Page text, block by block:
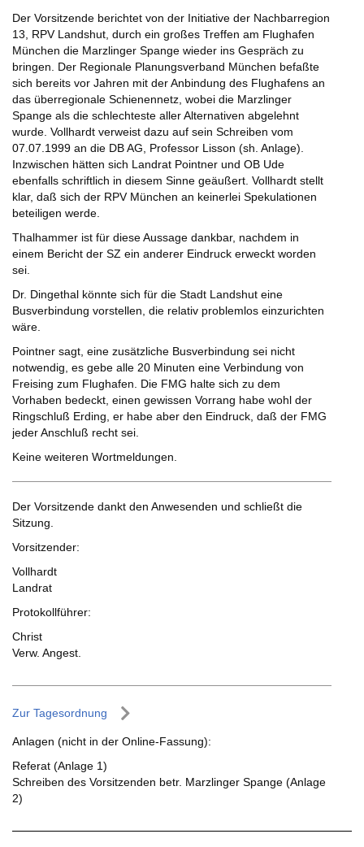
Der Vorsitzende berichtet von der Initiative der Nachbarregion
13, RPV Landshut, durch ein großes Treffen am Flughafen
München die Marzlinger Spange wieder ins Gespräch zu
bringen. Der Regionale Planungsverband München befaßte
sich bereits vor Jahren mit der Anbindung des Flughafens an
das überregionale Schienennetz, wobei die Marzlinger
Spange als die schlechteste aller Alternativen abgelehnt
wurde. Vollhardt verweist dazu auf sein Schreiben vom
07.07.1999 an die DB AG, Professor Lisson (sh. Anlage).
Inzwischen hätten sich Landrat Pointner und OB Ude
ebenfalls schriftlich in diesem Sinne geäußert. Vollhardt stellt
klar, daß sich der RPV München an keinerlei Spekulationen
beteiligen werde.
Thalhammer ist für diese Aussage dankbar, nachdem in
einem Bericht der SZ ein anderer Eindruck erweckt worden
sei.
Dr. Dingethal könnte sich für die Stadt Landshut eine
Busverbindung vorstellen, die relativ problemlos einzurichten
wäre.
Pointner sagt, eine zusätzliche Busverbindung sei nicht
notwendig, es gebe alle 20 Minuten eine Verbindung von
Freising zum Flughafen. Die FMG halte sich zu dem
Vorhaben bedeckt, einen gewissen Vorrang habe wohl der
Ringschluß Erding, er habe aber den Eindruck, daß der FMG
jeder Anschluß recht sei.
Keine weiteren Wortmeldungen.
Der Vorsitzende dankt den Anwesenden und schließt die
Sitzung.
Vorsitzender:
Vollhardt
Landrat
Protokollführer:
Christ
Verw. Angest.
Zur Tagesordnung
Anlagen (nicht in der Online-Fassung):
Referat (Anlage 1)
Schreiben des Vorsitzenden betr. Marzlinger Spange (Anlage
2)